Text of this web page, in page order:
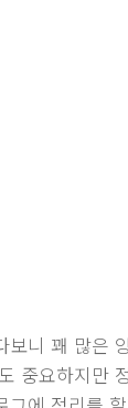
보니 꽤 많은
중요하지만